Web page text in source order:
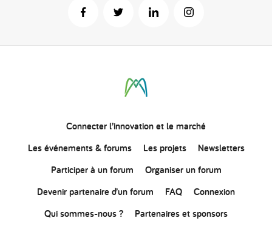
Connecterl’innovationet le marché
Les événements & forums
Les projets
Newsletters
Participer à un forum
Organiser un forum
Devenir partenaire d’un forum
FAQ
Connexion
Qui sommes-nous ?
Partenaires et sponsors